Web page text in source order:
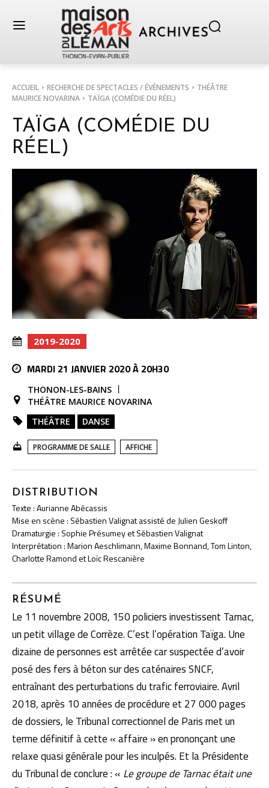
ACCUEIL RECHERCHE DE SPECTACLES / ÉVÉNEMENTS
THÉÂTRE
MAURICE NOVARINA
TAÏGA (COMÉDIE DU RÉEL)
TAÏGA (COMÉDIE DU
RÉEL)
2019-2020
MARDI 21 JANVIER 2020 À 20H30
THONON-LES-BAINS
THÉÂTRE MAURICE NOVARINA
THÉÂTRE
DANSE
PROGRAMME DE SALLE AFFICHE
DISTRIBUTION
Texte : Aurianne Abécassis
Mise en scène : Sébastien Valignat assisté de Julien Geskoff
Dramaturgie : Sophie Présumey et Sébastien Valignat
Interprétation : Marion Aeschlimann, Maxime Bonnand, Tom Linton,
Charlotte Ramond et Loïc Rescanière
RÉSUMÉ
Le 11 novembre 2008, 150 policiers investissent Tarnac,
un petit village de Corrèze. C’est l’opération Taïga. Une
dizaine de personnes est arrêtée car suspectée d’avoir
posé des fers à béton sur des caténaires SNCF,
entraînant des perturbations du trafic ferroviaire. Avril
2018, après 10 années de procédure et 27 000 pages
de dossiers, le Tribunal correctionnel de Paris met un
terme définitif à cette « affaire » en prononçant une
relaxe quasi générale pour les inculpés. Et la Présidente
du Tribunal de conclure : « Le groupe de Tarnac était une